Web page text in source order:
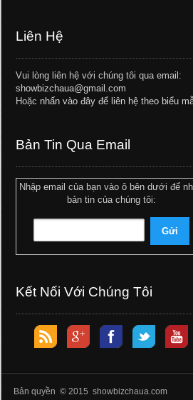
Liên Hệ
Vui lòng liên hệ với chúng tôi qua email:
showbizchaua@gmail.com
Hoặc nhấn vào đây để liên hệ theo biểu
Bản Tin Qua Email
Nhập email của bạn vào ô bên dưới để
bản tin của chúng tôi:
Kết Nối Với Chúng Tôi
Bản quyền © 2015 showbizchaua.com